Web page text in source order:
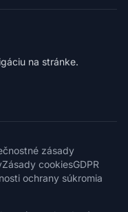
na stránke.
zásady
Zásady cookiesGDPR
ochrany súkromia